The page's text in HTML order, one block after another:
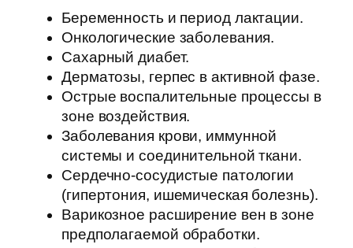
Беременность и период лактации.
Онкологические заболевания.
Сахарный диабет.
Дерматозы, герпес в активной фазе.
Острые воспалительные процессы в
зоне воздействия.
Заболевания крови, иммунной
системы и соединительной ткани.
Сердечно-сосудистые патологии
(гипертония, ишемическая болезнь).
Варикозное расширение вен в зоне
предполагаемой обработки.